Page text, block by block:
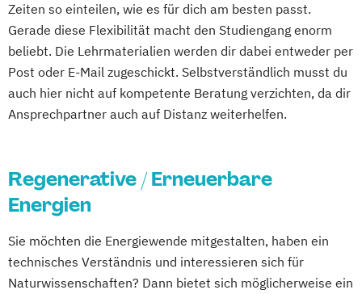
Energieingenieurwesen
Energiespeichertechnik
Energieverfahrenstechnik
Energiewirtschaft und -management
Engineering Management
Fahrzeugtechnik
Gestaltung interaktiver Systeme
Grundlagen des Software Engineering
IT-Sicherheit
Informatik Ingenieurpsychologie
Innovations- und Technologiemanagement
Zeiten so einteilen, wie es für dich am besten passt.
Gerade diese Flexibilität macht den Studiengang enorm
beliebt. Die Lehrmaterialien werden dir dabei entweder per
Post oder E-Mail zugeschickt. Selbstverständlich musst du
auch hier nicht auf kompetente Beratung verzichten, da dir
Ansprechpartner auch auf Distanz weiterhelfen.
Regenerative / Erneuerbare
Energien
Sie möchten die Energiewende mitgestalten, haben ein
technisches Verständnis und interessieren sich für
Naturwissenschaften? Dann bietet sich möglicherweise ein